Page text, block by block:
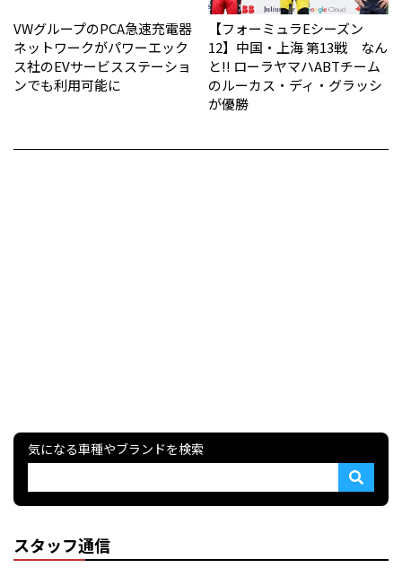
VWグループのPCA急速充電器
ネットワークがパワーエック
ス社のEVサービスステーショ
ンでも利用可能に
【フォーミュラEシーズン
12】中国・上海 第13戦 なん
と!! ローラヤマハABTチーム
のルーカス・ディ・グラッシ
が優勝
気になる車種やブランドを検索
スタッフ通信